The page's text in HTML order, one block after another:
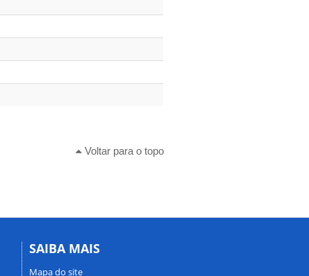
Voltar para o topo
SAIBA MAIS
Mapa do site